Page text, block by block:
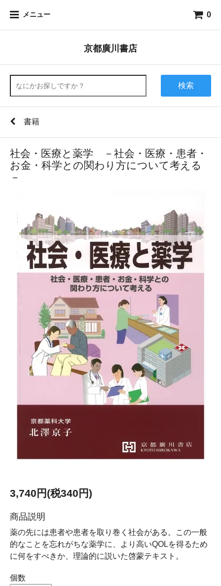
メニュー 0
京都廣川書店
検索
書籍
社会・医療と薬学 －社会・医療・患者・
お金・科学との関わり方について考える
－
3,740円(税340円)
商品説明
薬の先には患者や患者を取り巻く社会がある。この一般
的なことを忘れがちな薬学に、より高いQOLを得るため
に何をすべきか、理論的に説いた啓蒙テキスト。
個数